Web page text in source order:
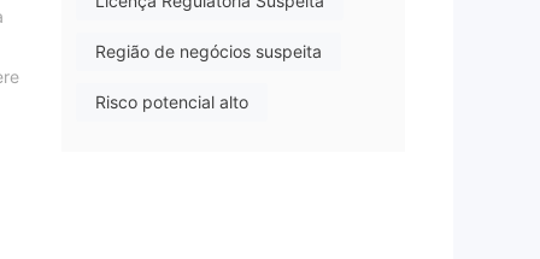
Região de negócios suspeita
Risco potencial alto